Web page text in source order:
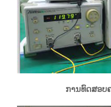
ການທົດສອບ